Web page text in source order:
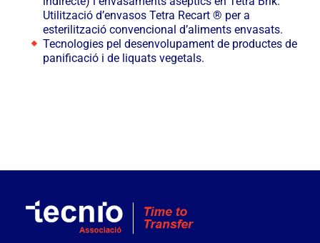
Utilització d’envasos Tetra Recart ® per a
esterilització convencional d’aliments envasats.
Tecnologies pel desenvolupament de productes de
panificació i de liquats vegetals.